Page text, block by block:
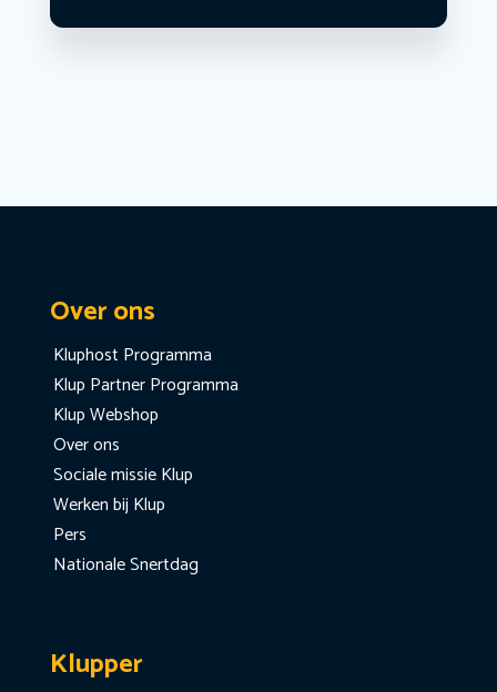
Over ons
Kluphost Programma
Klup Partner Programma
Klup Webshop
Over ons
Sociale missie Klup
Werken bij Klup
Pers
Nationale Snertdag
Klupper